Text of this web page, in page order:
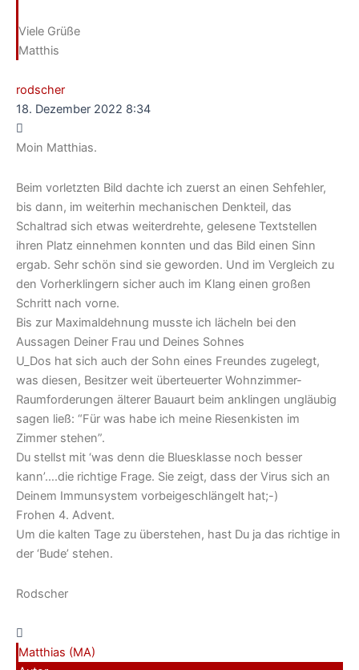
Viele Grüße
Matthis
rodscher
18. Dezember 2022 8:34
Moin Matthias.
Beim vorletzten Bild dachte ich zuerst an einen Sehfehler,
bis dann, im weiterhin mechanischen Denkteil, das
Schaltrad sich etwas weiterdrehte, gelesene Textstellen
ihren Platz einnehmen konnten und das Bild einen Sinn
ergab. Sehr schön sind sie geworden. Und im Vergleich zu
den Vorherklingern sicher auch im Klang einen großen
Schritt nach vorne.
Bis zur Maximaldehnung musste ich lächeln bei den
Aussagen Deiner Frau und Deines Sohnes
U_Dos hat sich auch der Sohn eines Freundes zugelegt,
was diesen, Besitzer weit überteuerter Wohnzimmer-
Raumforderungen älterer Bauaurt beim anklingen ungläubig
sagen ließ: “Für was habe ich meine Riesenkisten im
Zimmer stehen”.
Du stellst mit ‘was denn die Bluesklasse noch besser
kann’….die richtige Frage. Sie zeigt, dass der Virus sich an
Deinem Immunsystem vorbeigeschlängelt hat;-)
Frohen 4. Advent.
Um die kalten Tage zu überstehen, hast Du ja das richtige in
der ‘Bude’ stehen.
Rodscher
Matthias (MA)